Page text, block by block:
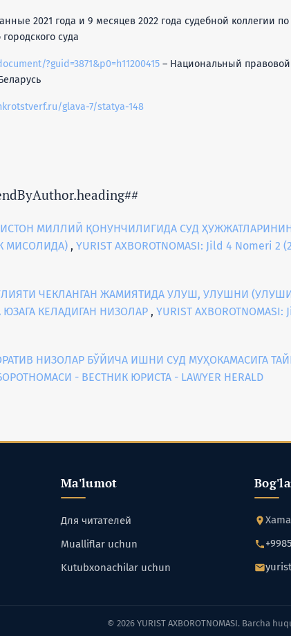
2021 года и 9 месяцев 2022 года судебной коллегии
суда
?guid=3871&p0=h11200415 – Национальный
glava-7/statya-148
МИЛЛИЙ ҚОНУНЧИЛИГИДА СУД
МИСОЛИДА) , YURIST AXBOROTNOMASI: Jild 4
ЧЕКЛАНГАН ЖАМИЯТИДА УЛУШ, УЛУШНИ
КЕЛАДИГАН НИЗОЛАР , YURIST
НИЗОЛАР БЎЙИЧА ИШНИ СУД МУҲОКАМАСИГА
- ВЕСТНИК ЮРИСТА - LAWYER HERALD
Ma'lumot
Для читателей
Mualliflar uchun
Kutubxonachilar uchun
© 2026 YURIST AXBOROTNOMASI. Barcha